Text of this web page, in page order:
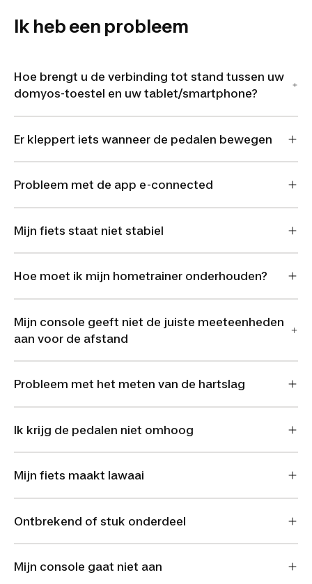
Ik heb een probleem
Hoe brengt u de verbinding tot stand tussen uw
domyos-toestel en uw tablet/smartphone?
Er kleppert iets wanneer de pedalen bewegen
Probleem met de app e-connected
Mijn fiets staat niet stabiel
Hoe moet ik mijn hometrainer onderhouden?
Mijn console geeft niet de juiste meeteenheden
aan voor de afstand
Probleem met het meten van de hartslag
Ik krijg de pedalen niet omhoog
Mijn fiets maakt lawaai
Ontbrekend of stuk onderdeel
Mijn console gaat niet aan